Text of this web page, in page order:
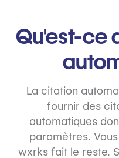
Qu'est-ce
La citation
fournir des
automatiques
paramètres.
wxrks fait le reste.